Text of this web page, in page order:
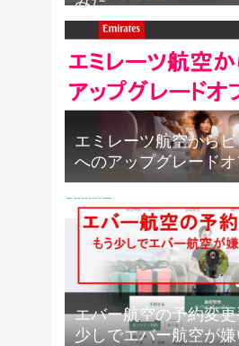
エミレーツ航空から
へのアップグレード
エバー航空の予約変
少しでエバー航空が